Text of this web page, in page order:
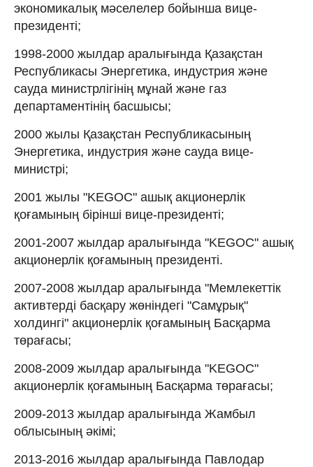
экономикалық мәселелер бойынша вице-
президенті;
1998-2000 жылдар аралығында Қазақстан
Республикасы Энергетика, индустрия және
сауда министрлігінің мұнай және газ
департаментінің басшысы;
2000 жылы Қазақстан Республикасының
Энергетика, индустрия және сауда вице-
министрі;
2001 жылы "KEGOC" ашық акционерлік
қоғамының бірінші вице-президенті;
2001-2007 жылдар аралығында "KEGOC" ашық
акционерлік қоғамының президенті.
2007-2008 жылдар аралығында "Мемлекеттік
активтерді басқару жөніндегі "Самұрық"
холдингі" акционерлік қоғамының Басқарма
төрағасы;
2008-2009 жылдар аралығында "KEGOC"
акционерлік қоғамының Басқарма төрағасы;
2009-2013 жылдар аралығында Жамбыл
облысының әкімі;
2013-2016 жылдар аралығында Павлодар